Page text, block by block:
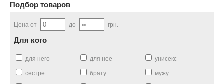
Подбор товаров
Цена от до грн.
Для кого
для него для нее унисекс
сестре брату мужу